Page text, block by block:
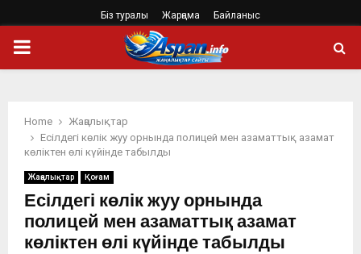
Біз туралы Жарңама Байланыс
PRIMARY
Home
Жаңалықтар
Есілдегі көлік жуу орнында полицей мен азаматтық азамат
көліктен өлі күйінде табылды
Жаңалықтар Қоғам
Есілдегі көлік жуу орнында
полицей мен азаматтық азамат
көліктен өлі күйінде табылды